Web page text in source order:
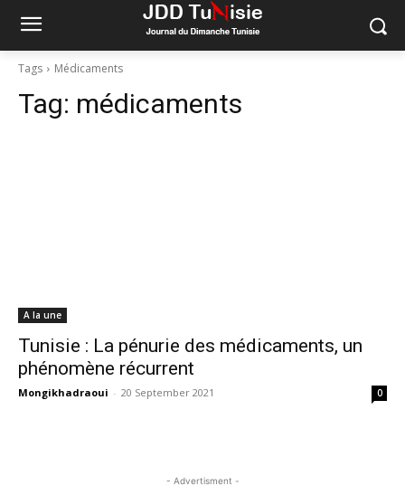
Tags Médicaments
Tag: médicaments
A la une
Tunisie : La pénurie des médicaments, un
phénomène récurrent
Mongikhadraoui - 20 September 2021 0
- Advertisment -